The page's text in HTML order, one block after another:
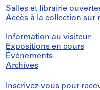
Salles et librairie
Accès à la collection sur
Information au visiteur
Expositions en cours
Événements
Archives
Inscrivez-vous pour